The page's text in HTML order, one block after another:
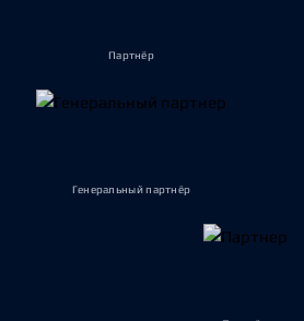
Партнёр
Генеральный партнёр